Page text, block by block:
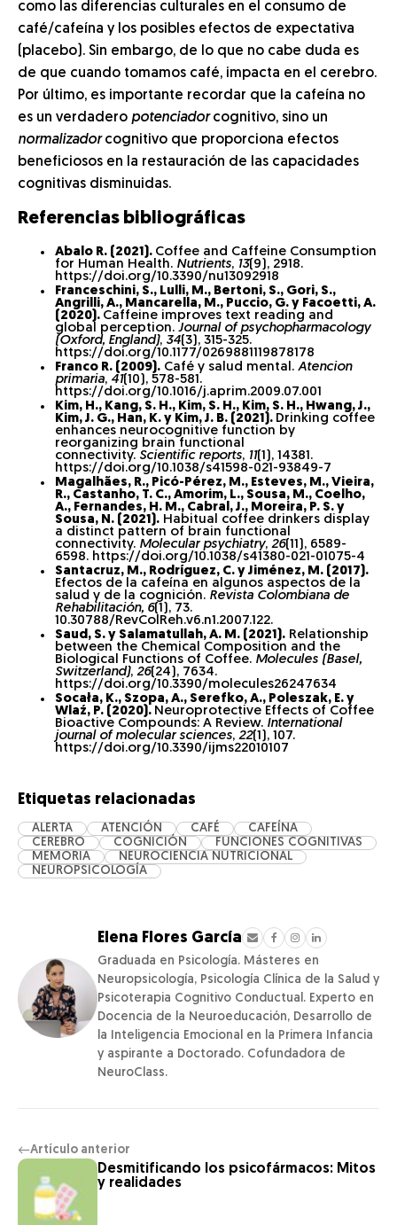
como las diferencias culturales en el consumo de
café/cafeína y los posibles efectos de expectativa
(placebo). Sin embargo, de lo que no cabe duda es
de que cuando tomamos café, impacta en el cerebro.
Por último, es importante recordar que la cafeína no
es un verdadero potenciadorcognitivo, sino un
normalizadorcognitivo que proporciona efectos
beneficiosos en la restauración de las capacidades
cognitivas disminuidas.
Referencias bibliográficas
Abalo R. (2021). Coffee and Caffeine Consumption
for Human Health. Nutrients, 13(9), 2918.
https://doi.org/10.3390/nu13092918
Franceschini, S., Lulli, M., Bertoni, S., Gori, S.,
Angrilli, A., Mancarella, M., Puccio, G. y Facoetti, A.
(2020). Caffeine improves text reading and
global perception. Journal of psychopharmacology
(Oxford, England), 34(3), 315-325.
https://doi.org/10.1177/0269881119878178
Franco R. (2009). Café y salud mental. Atencion
primaria, 41(10), 578-581.
https://doi.org/10.1016/j.aprim.2009.07.001
Kim, H., Kang, S. H., Kim, S. H., Kim, S. H., Hwang, J.,
Kim, J. G., Han, K. y Kim, J. B. (2021). Drinking coffee
enhances neurocognitive function by
reorganizing brain functional
connectivity. Scientific reports, 11(1), 14381.
https://doi.org/10.1038/s41598-021-93849-7
Magalhães, R., Picó-Pérez, M., Esteves, M., Vieira,
R., Castanho, T. C., Amorim, L., Sousa, M., Coelho,
A., Fernandes, H. M., Cabral, J., Moreira, P. S. y
Sousa, N. (2021). Habitual coffee drinkers display
a distinct pattern of brain functional
connectivity. Molecular psychiatry, 26(11), 6589-
6598. https://doi.org/10.1038/s41380-021-01075-4
Santacruz, M., Rodríguez, C. y Jiménez, M. (2017).
Efectos de la cafeína en algunos aspectos de la
salud y de la cognición. Revista Colombiana de
Rehabilitación, 6(1), 73.
10.30788/RevColReh.v6.n1.2007.122.
Saud, S. y Salamatullah, A. M. (2021). Relationship
between the Chemical Composition and the
Biological Functions of Coffee. Molecules (Basel,
Switzerland), 26(24), 7634.
https://doi.org/10.3390/molecules26247634
Socała, K., Szopa, A., Serefko, A., Poleszak, E. y
Wlaź, P. (2020). Neuroprotective Effects of Coffee
Bioactive Compounds: A Review. International
journal of molecular sciences, 22(1), 107.
https://doi.org/10.3390/ijms22010107
Etiquetas relacionadas
ALERTA ATENCIÓN CAFÉ
CAFEÍNA
CEREBRO
COGNICIÓN
FUNCIONES COGNITIVAS
MEMORIA
NEUROCIENCIA NUTRICIONAL
NEUROPSICOLOGÍA
Elena Flores García
Graduada en Psicología. Másteres en
Neuropsicología, Psicología Clínica de la Salud y
Psicoterapia Cognitivo Conductual. Experto en
Docencia de la Neuroeducación, Desarrollo de
la Inteligencia Emocional en la Primera Infancia
y aspirante a Doctorado. Cofundadora de
NeuroClass.
←Artículo anterior
Desmitificando los psicofármacos: Mitos
y realidades